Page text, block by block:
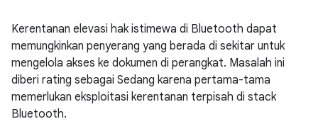
Kerentanan elevasi hak istimewa di Bluetooth dapat
memungkinkan penyerang yang berada di sekitar untuk
mengelola akses ke dokumen di perangkat. Masalah ini
diberi rating sebagai Sedang karena pertama-tama
memerlukan eksploitasi kerentanan terpisah di stack
Bluetooth.